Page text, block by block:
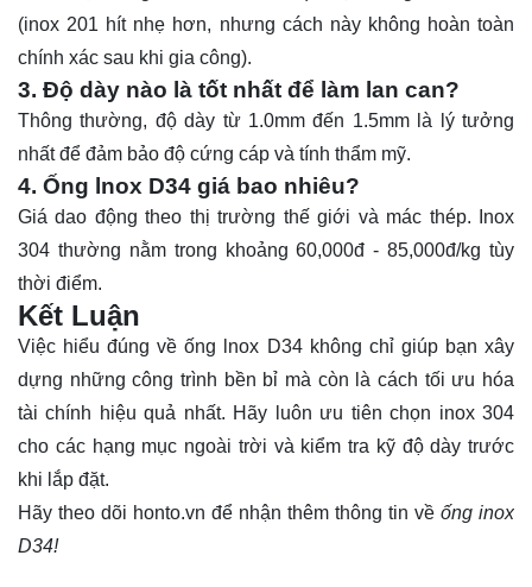
(inox 201 hít nhẹ hơn, nhưng cách này không hoàn toàn
chính xác sau khi gia công).
3. Độ dày nào là tốt nhất để làm lan can?
Thông thường, độ dày từ 1.0mm đến 1.5mm là lý tưởng
nhất để đảm bảo độ cứng cáp và tính thẩm mỹ.
4. Ống lnox D34 giá bao nhiêu?
Giá dao động theo thị trường thế giới và mác thép. Inox
304 thường nằm trong khoảng 60,000đ - 85,000đ/kg tùy
thời điểm.
Kết Luận
Việc hiểu đúng về ống lnox D34 không chỉ giúp bạn xây
dựng những công trình bền bỉ mà còn là cách tối ưu hóa
tài chính hiệu quả nhất. Hãy luôn ưu tiên chọn inox 304
cho các hạng mục ngoài trời và kiểm tra kỹ độ dày trước
khi lắp đặt.
Hãy theo dõi honto.vn để nhận thêm thông tin về ống inox
D34!